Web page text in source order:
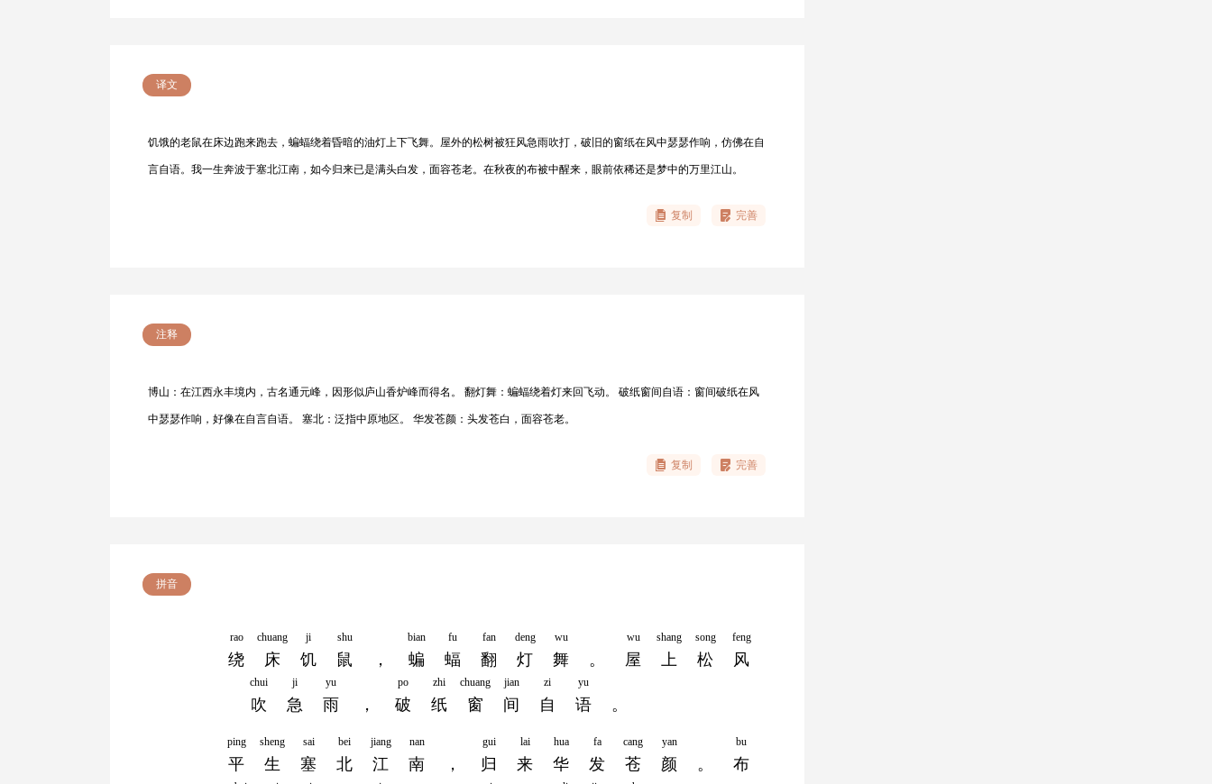
译文
饥饿的老鼠在床边跑来跑去，蝙蝠绕着昏暗的油灯上下飞舞。屋外的松树被狂风急雨吹打，破旧的窗纸在风中瑟瑟作响，仿佛在自
言自语。我一生奔波于塞北江南，如今归来已是满头白发，面容苍老。在秋夜的布被中醒来，眼前依稀还是梦中的万里江山。
复制 完善
注释
博山：在江西永丰境内，古名通元峰，因形似庐山香炉峰而得名。 翻灯舞：蝙蝠绕着灯来回飞动。 破纸窗间自语：窗间破纸在风
中瑟瑟作响，好像在自言自语。 塞北：泛指中原地区。 华发苍颜：头发苍白，面容苍老。
复制 完善
拼音
rao
绕
chuang
床
ji
饥
shu
鼠 ，
bian
蝙
fu
蝠
fan
翻
deng
灯
wu
舞 。
wu
屋
shang
上
song
松
feng
风
chui
吹
ji
急
yu
雨 ，
po
破
zhi
纸
chuang
窗
jian
间
zi
自
yu
语 。
ping
平
sheng
生
sai
塞
bei
北
jiang
江
nan
南 ，
gui
归
lai
来
hua
华
fa
发
cang
苍
yan
颜 。
bu
布